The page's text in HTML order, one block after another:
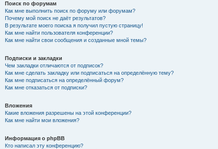
Поиск по форумам
Как мне выполнить поиск по форуму или форумам?
Почему мой поиск не даёт результатов?
В результате моего поиска я получил пустую страницу!
Как мне найти пользователя конференции?
Как мне найти свои сообщения и созданные мной темы?
Подписки и закладки
Чем закладки отличаются от подписок?
Как мне сделать закладку или подписаться на определённую тему?
Как мне подписаться на определённый форум?
Как мне отказаться от подписки?
Вложения
Какие вложения разрешены на этой конференции?
Как мне найти мои вложения?
Информация о phpBB
Кто написал эту конференцию?